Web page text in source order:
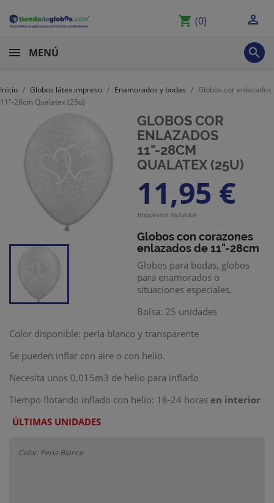
shopping_cart (0) 
MENÚ 
Inicio Globos látex impreso Enamorados y bodas
Globos cor enlazados
11"-28cm Qualatex (25u)
GLOBOS COR
ENLAZADOS
11"-28CM
QUALATEX (25U)
11,95 €
Impuestos incluidos
Globos con corazones
enlazados de 11"-28cm
Globos para bodas, globos
para enamorados o
situaciones especiales.
Bolsa: 25 unidades
Color disponible: perla blanco y transparente
Se pueden inflar con aire o con helio.
Necesita unos 0,015m3 de helio para inflarlo
Tiempo flotando inflado con helio: 18-24 horas en interior
ÚLTIMAS UNIDADES
Color: Perla Blanco